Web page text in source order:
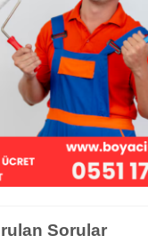
Sorular